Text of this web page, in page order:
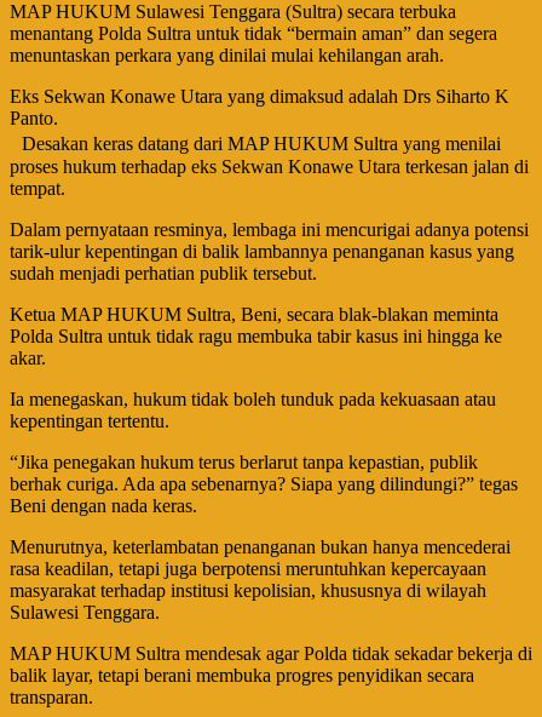
MAP HUKUM Sulawesi Tenggara (Sultra) secara terbuka
menantang Polda Sultra untuk tidak “bermain aman” dan segera
menuntaskan perkara yang dinilai mulai kehilangan arah.
Eks Sekwan Konawe Utara yang dimaksud adalah Drs Siharto K
Panto.
Desakan keras datang dari MAP HUKUM Sultra yang menilai
proses hukum terhadap eks Sekwan Konawe Utara terkesan jalan di
tempat.
Dalam pernyataan resminya, lembaga ini mencurigai adanya potensi
tarik-ulur kepentingan di balik lambannya penanganan kasus yang
sudah menjadi perhatian publik tersebut.
Ketua MAP HUKUM Sultra, Beni, secara blak-blakan meminta
Polda Sultra untuk tidak ragu membuka tabir kasus ini hingga ke
akar.
Ia menegaskan, hukum tidak boleh tunduk pada kekuasaan atau
kepentingan tertentu.
“Jika penegakan hukum terus berlarut tanpa kepastian, publik
berhak curiga. Ada apa sebenarnya? Siapa yang dilindungi?” tegas
Beni dengan nada keras.
Menurutnya, keterlambatan penanganan bukan hanya mencederai
rasa keadilan, tetapi juga berpotensi meruntuhkan kepercayaan
masyarakat terhadap institusi kepolisian, khususnya di wilayah
Sulawesi Tenggara.
MAP HUKUM Sultra mendesak agar Polda tidak sekadar bekerja di
balik layar, tetapi berani membuka progres penyidikan secara
transparan.